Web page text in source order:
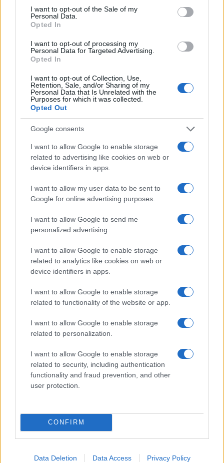
consent section.
I want to opt-out of the Sale of my
Personal Data.
Opted In
I want to opt-out of processing my
Personal Data for Targeted Advertising.
Opted In
I want to opt-out of Collection, Use,
Retention, Sale, and/or Sharing of my
Personal Data that Is Unrelated with the
Purposes for which it was collected.
Opted Out
Google consents
I want to allow Google to enable storage
related to advertising like cookies on web or
device identifiers in apps.
I want to allow my user data to be sent to
Google for online advertising purposes.
I want to allow Google to send me
personalized advertising.
I want to allow Google to enable storage
related to analytics like cookies on web or
device identifiers in apps.
I want to allow Google to enable storage
related to functionality of the website or app.
I want to allow Google to enable storage
related to personalization.
I want to allow Google to enable storage
related to security, including authentication
functionality and fraud prevention, and other
user protection.
CONFIRM
Data Deletion Data Access Privacy Policy
BELLEZZA
Makeup timeless effetto diva: base luminosa step-by-
PEOPLE
Matrimonio Tallulah Willis: l’abito da sposa Balenciaga
Cristian Castiglioni · 10 Ago 2026